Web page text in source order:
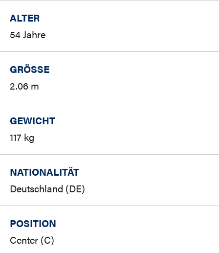
ALTER
54 Jahre
GRÖSSE
2.06 m
GEWICHT
117 kg
NATIONALITÄT
Deutschland (DE)
POSITION
Center (C)